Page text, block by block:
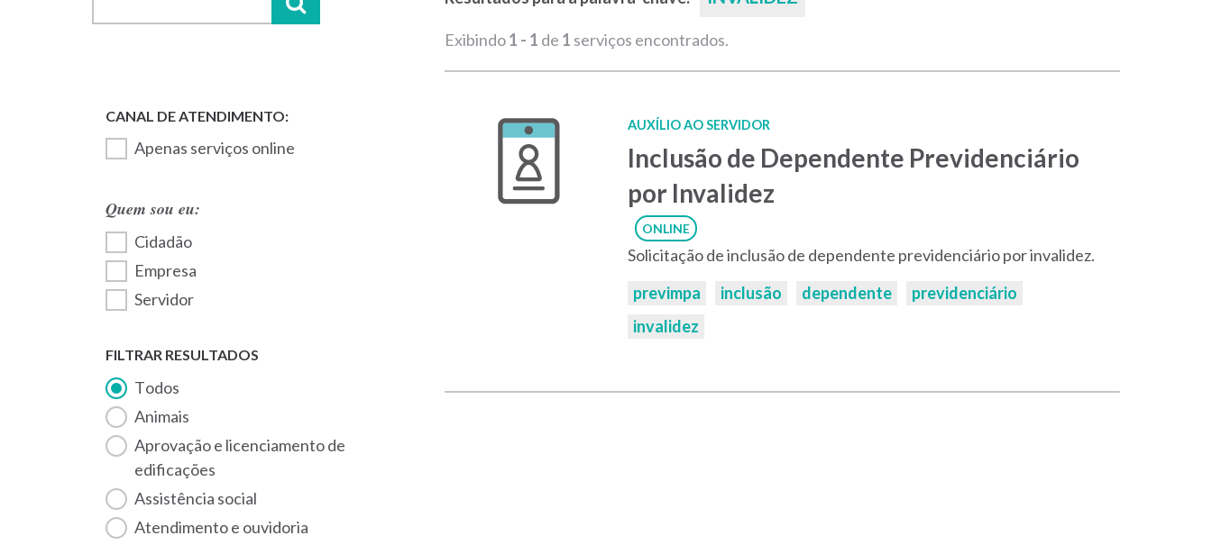
Apenas serviços online
Quem sou eu:
Cidadão
Empresa
Servidor
FILTRAR RESULTADOS
Todos
Animais
Aprovação e licenciamento de
edificações
Assistência social
Atendimento e ouvidoria
Exibindo1 - 1 de 1 serviços encontrados.
AUXÍLIO AO SERVIDOR
Inclusão de Dependente Previdenciário
por Invalidez
ONLINE
Solicitação de inclusão de dependente previdenciário por invalidez.
Palavras-
chaves:
previmpa inclusão dependente
previdenciário
invalidez